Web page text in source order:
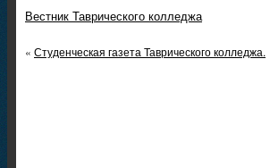
Вестник Таврического колледжа
« Студенческая газета Таврического колледжа.